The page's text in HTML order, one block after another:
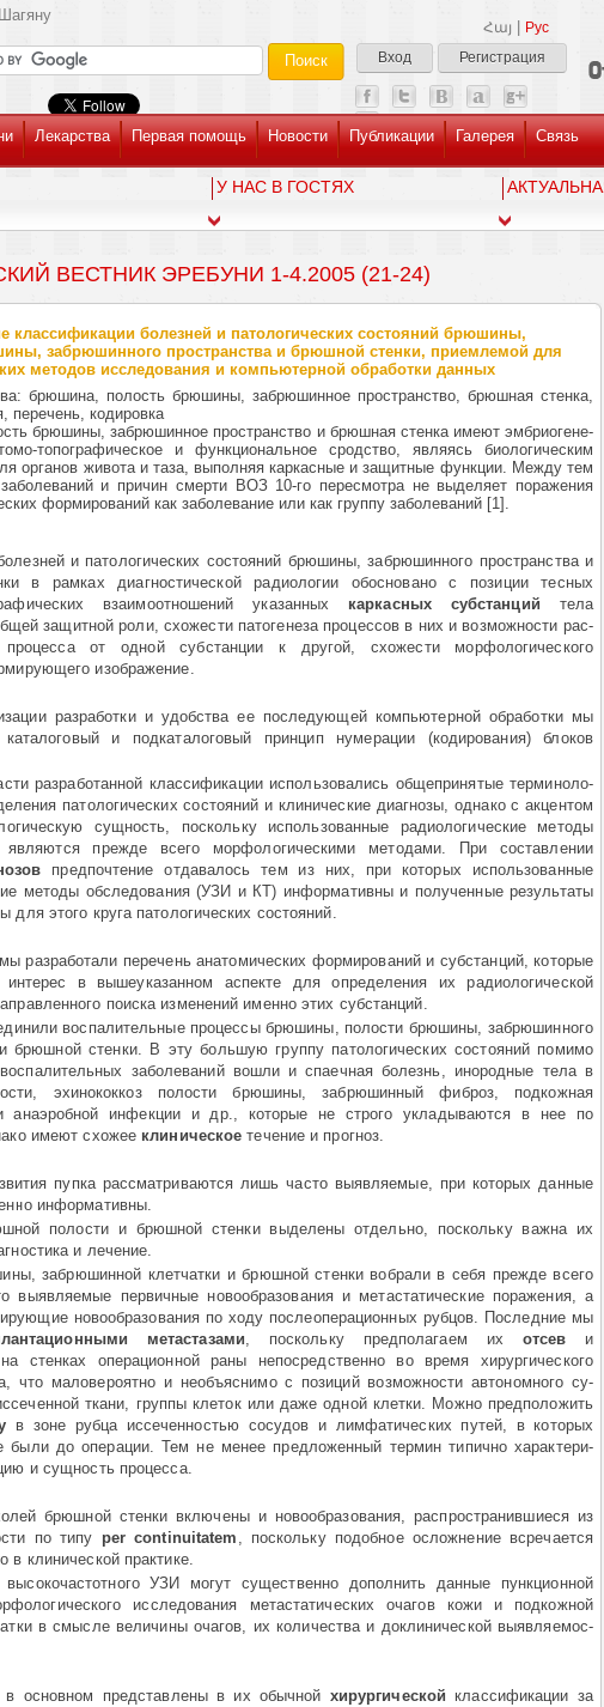
Հայ
Рус
Вход
Регистрация
Лекарства Первая помощь Новости Публикации Галерея Связь
У НАС В ГОСТЯХ
ВЕСТНИК ЭРЕБУНИ 1-4.2005 (21-24)
классификации болезней и патологических состояний брюшины,
забрюшинного пространства и брюшной стенки, приемлемой для
методов исследования и компьютерной обработки данных
брюшина, полость брюшины, забрюшинное пространство, брюшная стенка,
перечень, кодировка
брюшины, забрюшинное пространство и брюшная стенка имеют эмбри­огене­
топографическое и функциональное сродство, являясь биоло­ги­чес­ким
органов живота и таза, выполняя каркасные и защитные функ­ции. Между тем
заболеваний и причин смерти ВОЗ 10-го пересмотра не выдел­я­ет поражения
формирований как заболевание или как группу заболеваний [1].
и патологических состояний брюшины, забрюшинного прос­транст­ва и
в рамках диагнос­ти­ческой радиологии обосновано с позиции тесных
взаимоотно­ше­ний указанных каркасных субстанций тела
защитной роли, схожести патогенеза процессов в них и возможности рас­
процесса от одной суб­стан­ции к другой, схожести морфологического
изображение.
разработки и удобства ее последующей компьютерной обработки мы
каталоговый и подкаталоговый принцип нумерации (кодирования) блоков
разработанной клас­си­фи­ка­ции использовались общепринятые термино­ло­
патологических сос­то­яний и клинические диагнозы, однако с ак­центом
сущность, поскольку использованные радиологические методы
являются прежде всего морфологическими методами. При состав­ле­нии
предпочтение отда­ва­лось тем из них, при которых использованные
методы обследования (УЗИ и КТ) информативны и полученные резуль­таты
для этого круга патоло­ги­ческих состояний.
разработали перечень анатомических формирований и субстанций, кото­рые
интерес в вышеука­зан­ном аспекте для определения их радиоло­ги­чес­кой
поиска изменений именно этих субстанций.
воспалительные про­цес­сы брюшины, полости брюшины, забрю­шин­ного
и брюшной стенки. В эту большую группу патологических состо­яний помимо
за­бо­леваний вошли и спаечная болезнь, ино­род­ные тела в
эхинококкоз полости брюшины, забрюшинный фиброз, подкожная
анаэробной инфек­ции и др., которые не строго укладываются в нее по
имеют схожее кли­ни­­ческое течение и прогноз.
пупка рас­сма­три­ваются лишь часто выявляемые, при которых данные
информативны.
полости и брюшной стенки выделены отдельно, поскольку важна их
и лечение.
забрюшинной клетчатки и брюшной стенки вобрали в себя прежде всего
выявляемые первичные новообразования и метастатические пора­же­ния, а
ново­обра­зо­вания по ходу послеоперационных рубцов. Пос­ледние мы
метастазами, поскольку предполагаем их отсев и
стенках операционной раны не­посредственно во время хирургического
что маловероятно и необъясни­мо с позиций возможности автономного су­
ткани, группы клеток или даже одной клетки. Можно предположить
в зоне рубца иссеченностью сосудов и лимфатических путей, в которых
были до операции. Тем не менее предложенный термин типично харак­те­ри­
и сущность процесса.
брюшной стенки вклю­че­ны и новообразования, распространившиеся из
по типу per continuitatem , поскольку подобное осложнение всречается
в клинической практике.
УЗИ могут существенно дополнить данные пункционной
исследования метастатических очагов кожи и подкожной
в смысле величины очагов, их количества и доклинической выявля­емос­
в основном представлены в их обычной хирургическойклассификации за